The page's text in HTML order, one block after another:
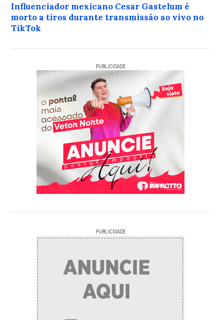
Influenciador mexicano Cesar Gastelum é
morto a tiros durante transmissão ao vivo no
TikTok
PUBLICIDADE
PUBLICIDADE